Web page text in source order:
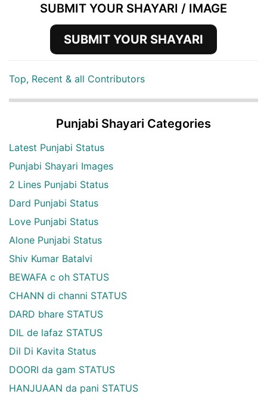
SUBMIT YOUR SHAYARI / IMAGE
SUBMIT YOUR SHAYARI
Top, Recent & all Contributors
Punjabi Shayari Categories
Latest Punjabi Status
Punjabi Shayari Images
2 Lines Punjabi Status
Dard Punjabi Status
Love Punjabi Status
Alone Punjabi Status
Shiv Kumar Batalvi
BEWAFA c oh STATUS
CHANN di channi STATUS
DARD bhare STATUS
DIL de lafaz STATUS
Dil Di Kavita Status
DOORI da gam STATUS
HANJUAAN da pani STATUS